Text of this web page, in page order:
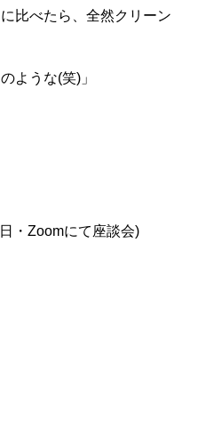
比べたら、全然クリーン
ような(笑)」
・Zoomにて座談会)